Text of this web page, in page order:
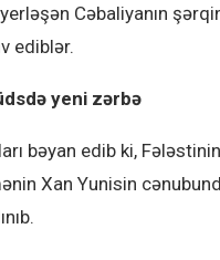
Cəbaliyanın
ediblər.
yeni zərbə
bəyan edib ki,
Xan Yunisin